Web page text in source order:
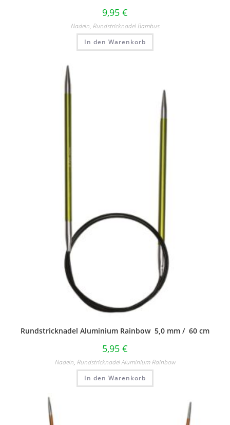
9,95 €
Nadeln, Rundstricknadel Bambus
In den Warenkorb
Rundstricknadel Aluminium Rainbow 5,0 mm / 60 cm
5,95 €
Nadeln, Rundstricknadel Aluminium Rainbow
In den Warenkorb